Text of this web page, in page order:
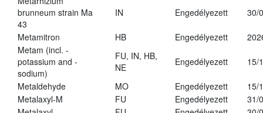
brunneum strain Ma
43
IN Engedélyezett 30/
Metamitron HB Engedélyezett
Metam (incl. -
potassium and -
sodium)
FU, IN, HB,
NE
Engedélyezett 15/
Metaldehyde MO Engedélyezett
15/
Metalaxyl-M
FU Engedélyezett
31/